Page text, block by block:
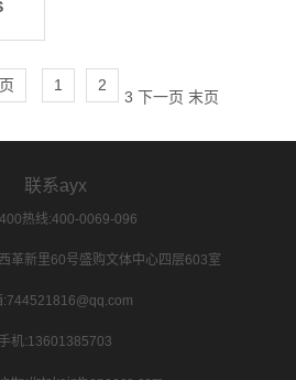
1 2
3 下一页 末页
联系ayx
热线:400-0069-096
革新里60号盛购文体中心四层603室
:744521816@qq.com
手机:13601385703